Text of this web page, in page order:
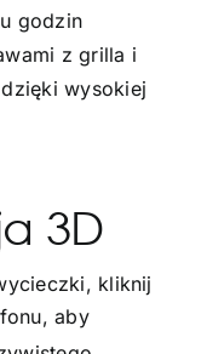
godzin
z grilla i
wysokiej
3D
kliknij
aby